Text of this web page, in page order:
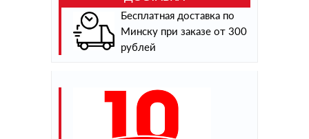
Бесплатная доставка по
Минску при заказе от 300
рублей